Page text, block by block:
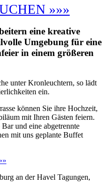
»»»
eine kreative
Umgebung für eine
in einem größeren
unter Kronleuchtern, so lädt
ein.
können Sie ihre Hochzeit,
mit Ihren Gästen feiern.
und eine abgetrennte
mit uns geplante Buffet